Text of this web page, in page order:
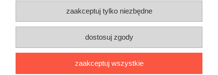
Darmowa dostawa (Kurier Pocztex 2.0) już od 350,00 zł.
pokaż pełną wersję strony
Sklep internetowy Shoper Premium
zaakceptuj tylko niezbędne
dostosuj zgody
zaakceptuj wszystkie